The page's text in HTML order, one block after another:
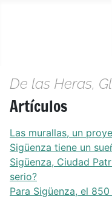
De las Heras,
Artículos
Las murallas, un
Sigüenza tiene un
Sigüenza, Ciudad
serio?
Para Sigüenza, el